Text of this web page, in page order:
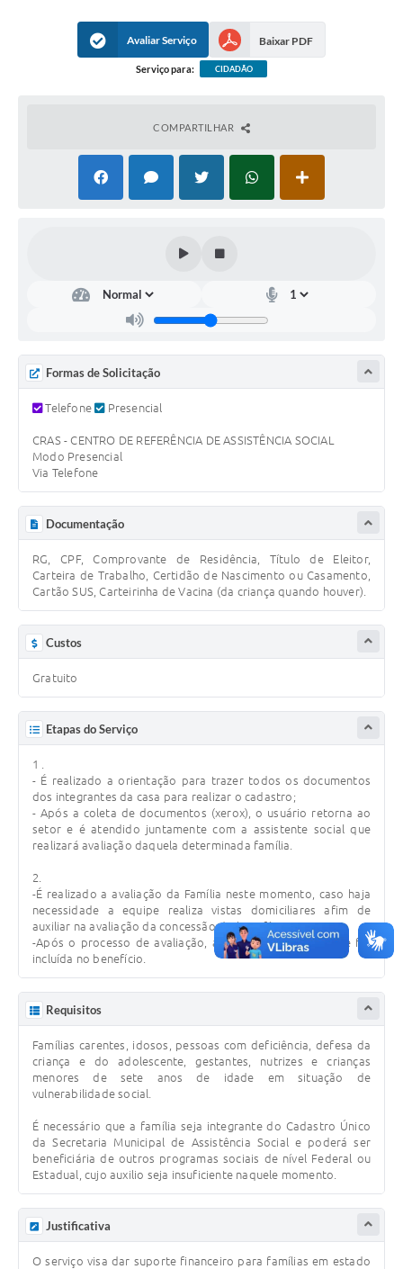
Avaliar Serviço Baixar PDF
Serviço para: CIDADÃO
COMPARTILHAR
Formas de Solicitação
Telefone Presencial
CRAS - CENTRO DE REFERÊNCIA DE ASSISTÊNCIA SOCIAL
Modo Presencial
Via Telefone
Documentação
RG, CPF, Comprovante de Residência, Título de Eleitor,
Carteira de Trabalho, Certidão de Nascimento ou Casamento,
Cartão SUS, Carteirinha de Vacina (da criança quando houver).
Custos
Gratuito
Etapas do Serviço
1 .
- É realizado a orientação para trazer todos os documentos
dos integrantes da casa para realizar o cadastro;
- Após a coleta de documentos (xerox), o usuário retorna ao
setor e é atendido juntamente com a assistente social que
realizará avaliação daquela determinada família.
2.
-É realizado a avaliação da Família neste momento, caso haja
necessidade a equipe realiza vistas domiciliares afim de
auxiliar na avaliação da concessão do benefício.
-Após o processo de avaliação, a família é convocada se foi
incluída no benefício.
Requisitos
Famílias carentes, idosos, pessoas com deficiência, defesa da
criança e do adolescente, gestantes, nutrizes e crianças
menores de sete anos de idade em situação de
vulnerabilidade social.
É necessário que a família seja integrante do Cadastro Único
da Secretaria Municipal de Assistência Social e poderá ser
beneficiária de outros programas sociais de nível Federal ou
Estadual, cujo auxilio seja insuficiente naquele momento.
Justificativa
O serviço visa dar suporte financeiro para famílias em estado